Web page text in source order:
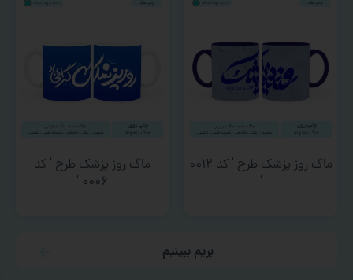
ماگ روز پزشک طرح ‘ کد ۰۰۱۲
‘
ماگ روز پزشک طرح ‘ کد
۰۰۰۶ ‘
بریم ببینیم